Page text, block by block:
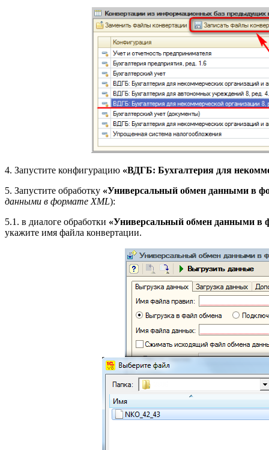
4. Запустите конфигурацию «ВДГБ: Бухгалтерия для
5. Запустите обработку «Универсальный обмен данными в
данными в формате XML):
5.1. в диалоге обработки «Универсальный обмен данными в
укажите имя файла конвертации.